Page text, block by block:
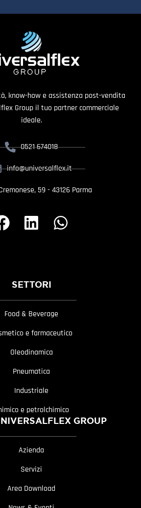
know-how e assistenza post-vendita
Group il tuo partner commerciale
ideale.
0521 674018
info@universalflex.it
59 - 43126 Parma
SETTORI
Food & Beverage
e farmaceutico
Oleodinamica
Pneumatica
Industriale
e petrolchimico
GROUP
Azienda
Servizi
Area Download